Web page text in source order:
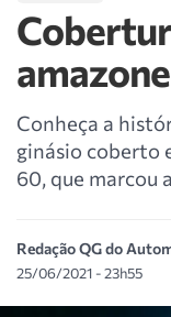
Conheça a
ginásio coberto
60, que marcou
Redação QG do
25/06/2021 - 23h55